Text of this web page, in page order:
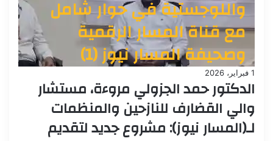
واللوجستية في حوار شامل
مع قناة المسار الرقمية
وصحيفة المسار نيوز (1)
1 فبراير، 2026
الدكتور حمد الجزولي مروءة، مستشار
والي القضارف للنازحين والمنظمات
لـ(المسار نيوز): مشروع جديد لتقديم